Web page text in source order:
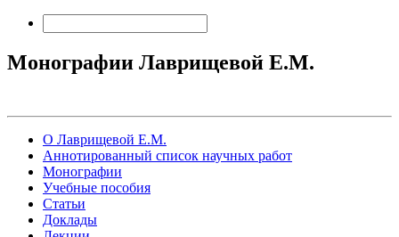
Монографии Лаврищевой Е.М.
О Лаврищевой Е.М.
Аннотированный список научных работ
Монографии
Учебные пособия
Статьи
Доклады